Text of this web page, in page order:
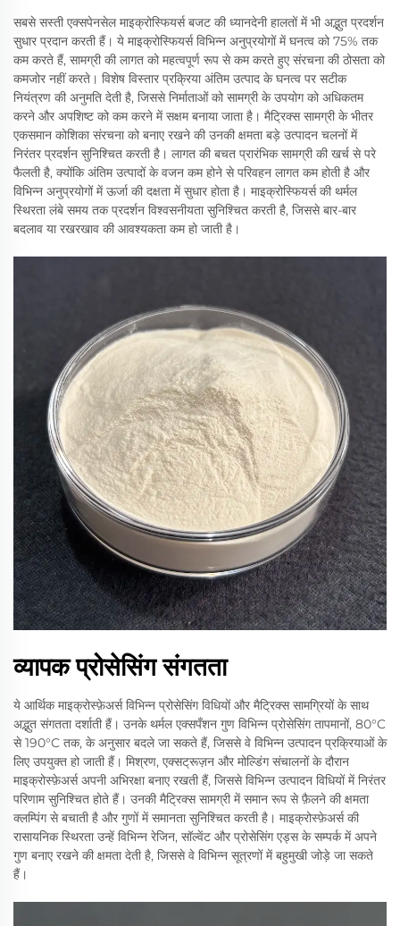
सबसे सस्ती एक्सपेनसेल माइक्रोस्फियर्स बजट की ध्यानदेनी हालतों में भी अद्भुत प्रदर्शन
सुधार प्रदान करती हैं। ये माइक्रोस्फियर्स विभिन्न अनुप्रयोगों में घनत्व को 75% तक
कम करते हैं, सामग्री की लागत को महत्वपूर्ण रूप से कम करते हुए संरचना की ठोसता को
कमजोर नहीं करते। विशेष विस्तार प्रक्रिया अंतिम उत्पाद के घनत्व पर सटीक
नियंत्रण की अनुमति देती है, जिससे निर्माताओं को सामग्री के उपयोग को अधिकतम
करने और अपशिष्ट को कम करने में सक्षम बनाया जाता है। मैट्रिक्स सामग्री के भीतर
एकसमान कोशिका संरचना को बनाए रखने की उनकी क्षमता बड़े उत्पादन चलनों में
निरंतर प्रदर्शन सुनिश्चित करती है। लागत की बचत प्रारंभिक सामग्री की खर्च से परे
फैलती है, क्योंकि अंतिम उत्पादों के वजन कम होने से परिवहन लागत कम होती है और
विभिन्न अनुप्रयोगों में ऊर्जा की दक्षता में सुधार होता है। माइक्रोस्फियर्स की थर्मल
स्थिरता लंबे समय तक प्रदर्शन विश्वसनीयता सुनिश्चित करती है, जिससे बार-बार
बदलाव या रखरखाव की आवश्यकता कम हो जाती है।
व्यापक प्रोसेसिंग संगतता
ये आर्थिक माइक्रोस्फ़ेअर्स विभिन्न प्रोसेसिंग विधियों और मैट्रिक्स सामग्रियों के साथ
अद्भुत संगतता दर्शाती हैं। उनके थर्मल एक्सपँशन गुण विभिन्न प्रोसेसिंग तापमानों, 80°C
से 190°C तक, के अनुसार बदले जा सकते हैं, जिससे वे विभिन्न उत्पादन प्रक्रियाओं के
लिए उपयुक्त हो जाती हैं। मिश्रण, एक्सट्रूज़न और मोल्डिंग संचालनों के दौरान
माइक्रोस्फ़ेअर्स अपनी अभिरक्षा बनाए रखती हैं, जिससे विभिन्न उत्पादन विधियों में निरंतर
परिणाम सुनिश्चित होते हैं। उनकी मैट्रिक्स सामग्री में समान रूप से फ़ैलने की क्षमता
क्लम्पिंग से बचाती है और गुणों में समानता सुनिश्चित करती है। माइक्रोस्फ़ेअर्स की
रासायनिक स्थिरता उन्हें विभिन्न रेजिन, सॉल्वेंट और प्रोसेसिंग एड्स के सम्पर्क में अपने
गुण बनाए रखने की क्षमता देती है, जिससे वे विभिन्न सूत्रणों में बहुमुखी जोड़े जा सकते
हैं।